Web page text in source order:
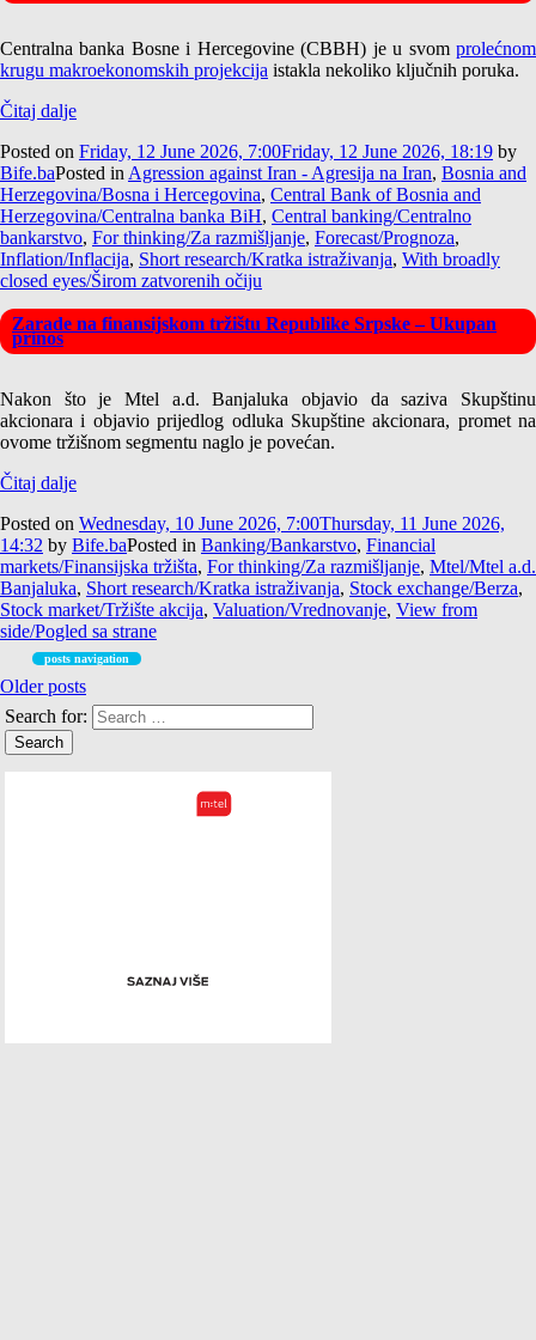
Centralna banka Bosne i Hercegovine (CBBH) je u svom prolećnom
krugu makroekonomskih projekcija istakla nekoliko ključnih poruka.
Čitaj dalje
Posted on Friday, 12 June 2026, 7:00Friday, 12 June 2026, 18:19 by
Bife.baPosted inAgression against Iran - Agresija na Iran, Bosnia and
Herzegovina/Bosna i Hercegovina, Central Bank of Bosnia and
Herzegovina/Centralna banka BiH, Central banking/Centralno
bankarstvo, For thinking/Za razmišljanje, Forecast/Prognoza,
Inflation/Inflacija, Short research/Kratka istraživanja, With broadly
closed eyes/Širom zatvorenih očiju
Zarade na finansijskom tržištu Republike Srpske – Ukupan
prinos
Nakon što je Mtel a.d. Banjaluka objavio da saziva Skupštinu
akcionara i objavio prijedlog odluka Skupštine akcionara, promet na
ovome tržišnom segmentu naglo je povećan.
Čitaj dalje
Posted on Wednesday, 10 June 2026, 7:00Thursday, 11 June 2026,
14:32 by Bife.baPosted in Banking/Bankarstvo, Financial
markets/Finansijska tržišta, For thinking/Za razmišljanje, Mtel/Mtel a.d.
Banjaluka, Short research/Kratka istraživanja, Stock exchange/Berza,
Stock market/Tržište akcija, Valuation/Vrednovanje, View from
side/Pogled sa strane
posts navigation
Older posts
Search for: